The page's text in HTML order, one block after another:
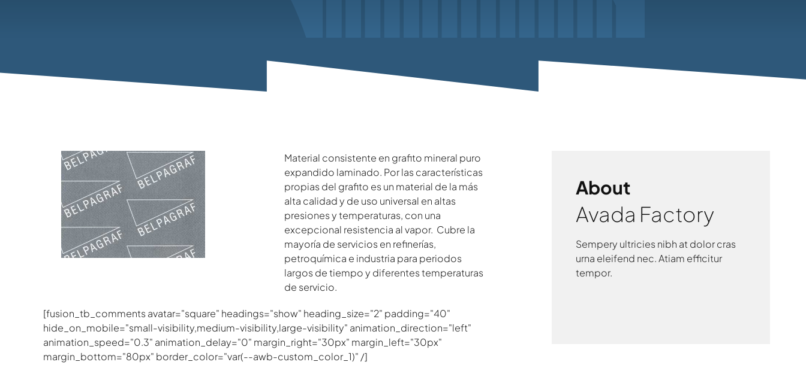
Material consistente en grafito mineral puro
expandido laminado. Por las características
propias del grafito es un material de la más
alta calidad y de uso universal en altas
presiones y temperaturas, con una
excepcional resistencia al vapor. Cubre la
mayoría de servicios en refinerías,
petroquímica e industria para periodos
largos de tiempo y diferentes temperaturas
de servicio.
[fusion_tb_comments avatar="square" headings="show" heading_size="2" padding="40"
hide_on_mobile="small-visibility,medium-visibility,large-visibility" animation_direction="left"
animation_speed="0.3" animation_delay="0" margin_right="30px" margin_left="30px"
margin_bottom="80px" border_color="var(--awb-custom_color_1)" /]
About
Avada Factory
Sempery ultricies nibh at dolor cras
urna eleifend nec. Atiam efficitur
tempor.